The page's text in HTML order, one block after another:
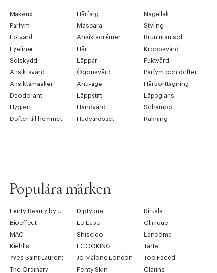
Makeup Hårfärg
Nagellak
Parfym
Mascara
Styling
Fotvård
Ansiktscrémer
Brun utan sol
Eyeliner
Hår
Kroppsvård
Solskydd
Läppar
Fuktvård
Ansiktsvård
Ögonsvård
Parfym och dofter
Ansiktsmasker
Anti-age
Hårborttagning
Deodorant
Läppstift
Läppglans
Hygien
Handvård
Schampo
Dofter till hemmet
Hudvårdsset Rakning
Populära märken
Diptyque
Rituals
Bioeffect
Le Labo
Clinique
MAC
Shiseido
Lancôme
Kiehl's
ECOOKING
Tarte
Yves Saint Laurent
Jo Malone London
Too Faced
The Ordinary
Fenty Skin
Clarins